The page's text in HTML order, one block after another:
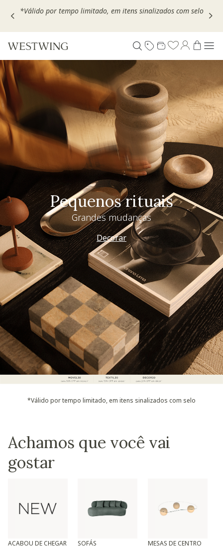
Escolha seu VOUCHER e ganhe até 30% OFF*: useMOVEL30,
Especial Dia dos Pais
Westwing + @_nathaliacandelaria
Vem ver
*Válido por tempo limitado, em itens sinalizados com selo
Achamos que você vai
gostar
ACABOU DE CHEGAR SOFÁS MESAS DE CENTRO